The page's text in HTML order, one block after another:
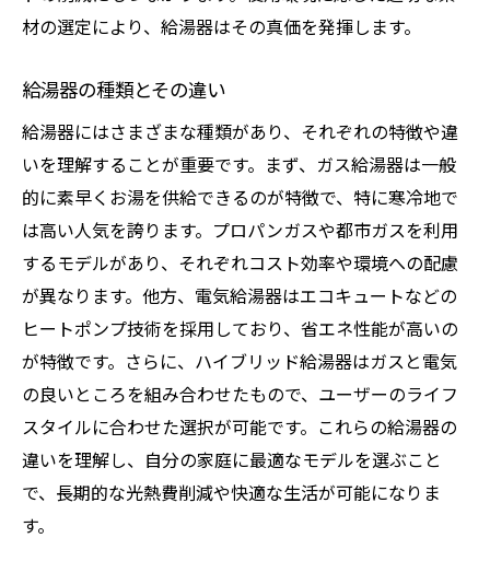
材の選定により、給湯器はその真価を発揮します。
給湯器の種類とその違い
給湯器にはさまざまな種類があり、それぞれの特徴や違
いを理解することが重要です。まず、ガス給湯器は一般
的に素早くお湯を供給できるのが特徴で、特に寒冷地で
は高い人気を誇ります。プロパンガスや都市ガスを利用
するモデルがあり、それぞれコスト効率や環境への配慮
が異なります。他方、電気給湯器はエコキュートなどの
ヒートポンプ技術を採用しており、省エネ性能が高いの
が特徴です。さらに、ハイブリッド給湯器はガスと電気
の良いところを組み合わせたもので、ユーザーのライフ
スタイルに合わせた選択が可能です。これらの給湯器の
違いを理解し、自分の家庭に最適なモデルを選ぶこと
で、長期的な光熱費削減や快適な生活が可能になりま
す。